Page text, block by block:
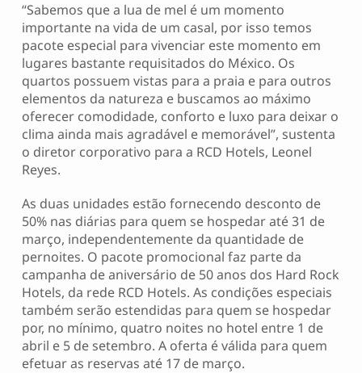
“Sabemos que a lua de mel é um momento
importante na vida de um casal, por isso temos
pacote especial para vivenciar este momento em
lugares bastante requisitados do México. Os
quartos possuem vistas para a praia e para outros
elementos da natureza e buscamos ao máximo
oferecer comodidade, conforto e luxo para deixar o
clima ainda mais agradável e memorável”, sustenta
o diretor corporativo para a RCD Hotels, Leonel
Reyes.
As duas unidades estão fornecendo desconto de
50% nas diárias para quem se hospedar até 31 de
março, independentemente da quantidade de
pernoites. O pacote promocional faz parte da
campanha de aniversário de 50 anos dos Hard Rock
Hotels, da rede RCD Hotels. As condições especiais
também serão estendidas para quem se hospedar
por, no mínimo, quatro noites no hotel entre 1 de
abril e 5 de setembro. A oferta é válida para quem
efetuar as reservas até 17 de março.